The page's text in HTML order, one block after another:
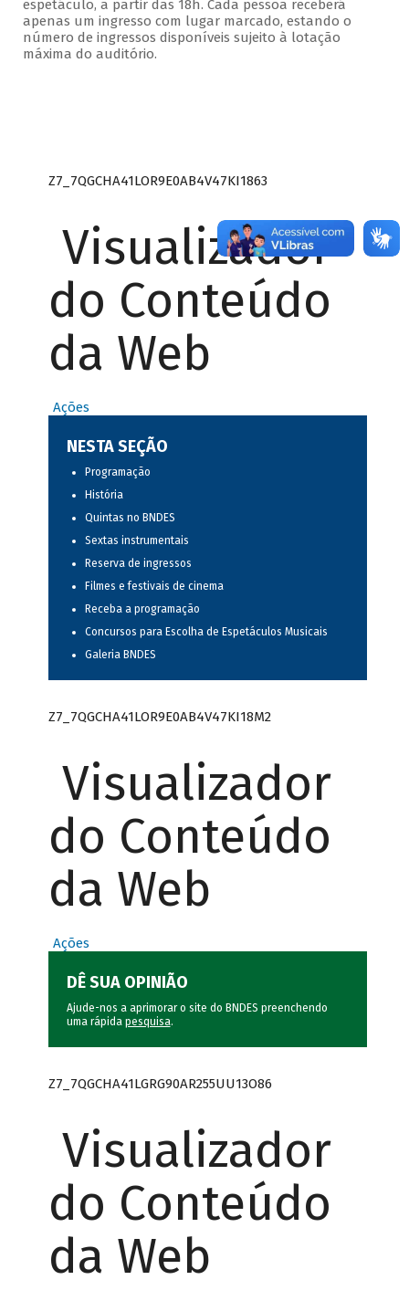
espetáculo, a partir das 18h. Cada pessoa receberá
apenas um ingresso com lugar marcado, estando o
número de ingressos disponíveis sujeito à lotação
máxima do auditório.
Z7_7QGCHA41LOR9E0AB4V47KI1863
Visualizador
do Conteúdo
da Web
Ações
NESTA SEÇÃO
Programação
História
Quintas no BNDES
Sextas instrumentais
Reserva de ingressos
Filmes e festivais de cinema
Receba a programação
Concursos para Escolha de Espetáculos Musicais
Galeria BNDES
Z7_7QGCHA41LOR9E0AB4V47KI18M2
Visualizador
do Conteúdo
da Web
Ações
DÊ SUA OPINIÃO
Ajude-nos a aprimorar o site do BNDES preenchendo
uma rápida pesquisa.
Z7_7QGCHA41LGRG90AR255UU13O86
Visualizador
do Conteúdo
da Web